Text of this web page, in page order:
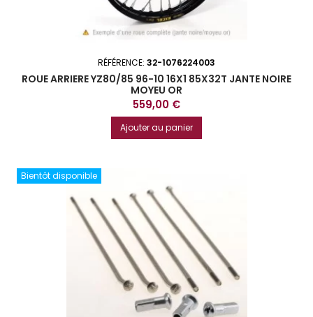
RÉFÉRENCE: 32-1076224003
ROUE ARRIERE YZ80/85 96-10 16X1 85X32T JANTE NOIRE
MOYEU OR
Prix
559,00 €
Ajouter au panier
Bientôt disponible